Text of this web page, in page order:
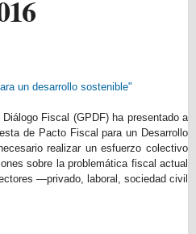
un desarrollo sostenible"
Fiscal (GPDF) ha presentado a
de Pacto Fiscal para un Desarrollo
realizar un esfuerzo colectivo
sobre la problemática fiscal actual
—privado, laboral, sociedad civil